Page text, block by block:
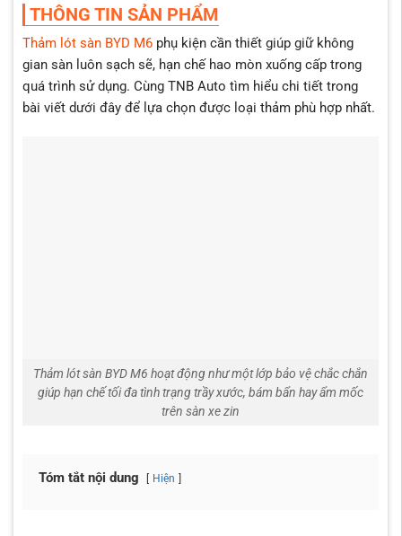
độ bền và khả năng chống nước tốt
Đảm bảo an toàn khi lái xe với lớp chống trượt và chốt cố
Tăng tính thẩm mỹ cho nội thất giúp không gian xe gọn
gàng và sang trọng hơn
THÔNG TIN SẢN PHẨM
Thảm lót sàn BYD M6phụ kiện cần thiết giúp giữ không
gian sàn luôn sạch sẽ, hạn chế hao mòn xuống cấp trong
quá trình sử dụng. Cùng TNB Auto tìm hiểu chi tiết trong
bài viết dưới đây để lựa chọn được loại thảm phù hợp nhất.
Thảm lót sàn BYD M6 hoạt động như một lớp bảo vệ chắc chắn
giúp hạn chế tối đa tình trạng trầy xước, bám bẩn hay ẩm mốc
trên sàn xe zin
Tóm tắt nội dung Hiện